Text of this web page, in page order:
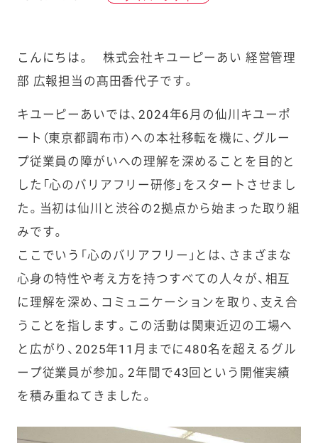
こんにちは。 株式会社キユーピーあい 経営管理
部 広報担当の髙田香代子です。
キユーピーあいでは、2024年6月の仙川キユーポ
ート（東京都調布市）への本社移転を機に、グルー
プ従業員の障がいへの理解を深めることを目的と
した「心のバリアフリー研修」をスタートさせまし
た。当初は仙川と渋谷の2拠点から始まった取り組
みです。
ここでいう「心のバリアフリー」とは、さまざまな
心身の特性や考え方を持つすべての人々が、相互
に理解を深め、コミュニケーションを取り、支え合
うことを指します。この活動は関東近辺の工場へ
と広がり、2025年11月までに480名を超えるグル
ープ従業員が参加。2年間で43回という開催実績
を積み重ねてきました。